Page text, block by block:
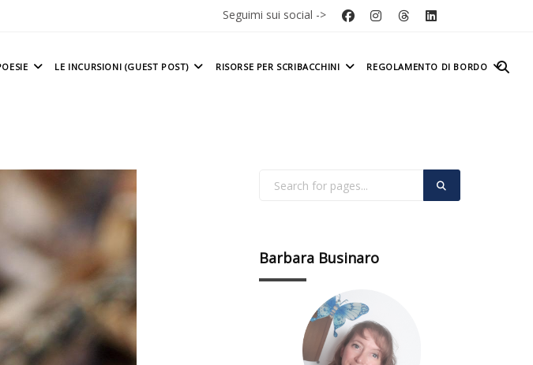
Seguimi sui social ->
LE INCURSIONI (GUEST POST) RISORSE PER SCRIBACCHINI REGOLAMENTO DI BORDO
Barbara Businaro